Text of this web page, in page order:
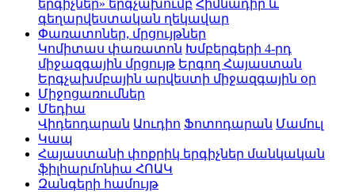
երգիչներ» երգչախումբ Հիմնադիր և
գեղարվեստական ղեկավար
Փառատոներ, մրցույթներ
Կոմիտաս փառատոն Խմբերգերի 4-րդ
միջազգային մրցույթ Երգող Հայաստան
Երգչախմբային արվեստի միջազգային օր
Միջոցառումներ
Մեդիա
Վիդեոդարան Աուդիո Ֆոտոդարան Մամուլ
Կապ
Հայաստանի փոքրիկ երգիչներ մանկական
ֆիլհարմոնիա ՀՈԱԿ
Զանգերի համույթ